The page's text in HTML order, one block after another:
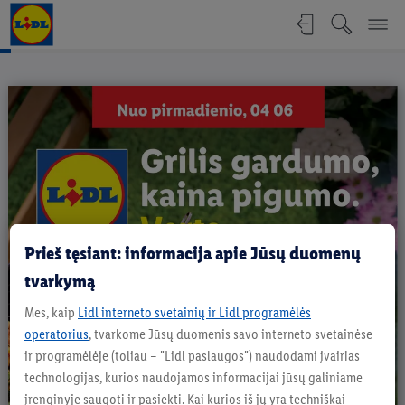
Grilio katalogas - Nuo
Prieš tęsiant: informacija apie Jūsų duomenų
tvarkymą
Mes, kaip Lidl interneto svetainių ir Lidl programėlės
operatorius, tvarkome Jūsų duomenis savo interneto svetainėse
ir programėlėje (toliau – "Lidl paslaugos") naudodami įvairias
technologijas, kurios naudojamos informacijai jūsų galiniame
įrenginyje saugoti ir pasiekti. Kai kurios iš jų yra techniškai